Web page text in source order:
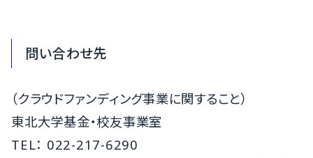
問い合わせ先
（クラウドファンディング事業に関すること）
東北大学基金・校友事業室
TEL： 022-217-6290